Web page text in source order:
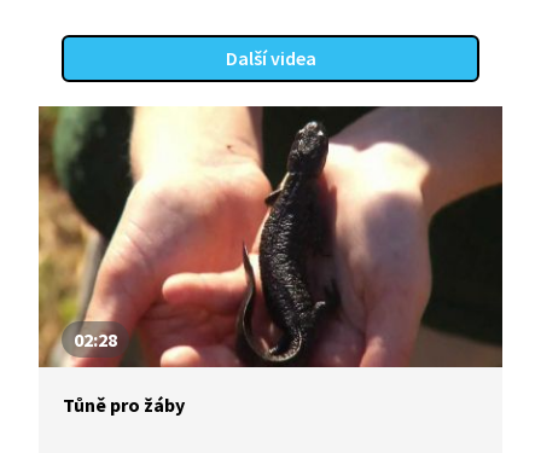
Další videa
02:28
Tůně pro žáby